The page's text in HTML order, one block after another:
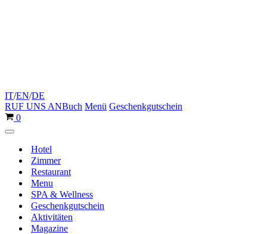
IT/EN/DE
RUF UNS ANBuch Menü Geschenkgutschein
Warenkorb
0
Navigationsmenü
Hotel
Zimmer
Restaurant
Menu
SPA & Wellness
Geschenkgutschein
Aktivitäten
Magazine